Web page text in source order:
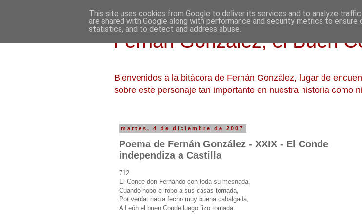
Fernán González, el Buen
Bienvenidos a la bitácora de Fernán González, lugar de
sobre este personaje tan importante en nuestra historia como
martes, 4 de diciembre de 2007
Poema de Fernán González - XXIX - El Conde
independiza a Castilla
712
El Conde don Fernando con toda su mesnada,
Cuando hobo el robo a sus casas tornada,
Por verdat habia fecho muy buena cabalgada,
A León el buen Conde luego fizo tornada.
This site uses cookies from Google to deliver its services and to analyze
are shared with Google along with performance and security metrics to ensure
statistics, and to detect and address abuse.